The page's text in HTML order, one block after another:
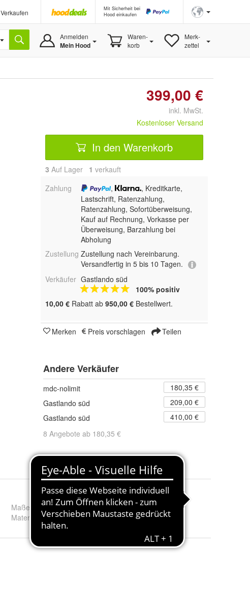
Verkaufen
Mit Sicherheit bei
Hood einkaufen
Anmelden
Mein Hood
Waren-
korb
Merk-
zettel
399,00 €
inkl. MwSt.
Kostenloser Versand
In den Warenkorb
3 Auf Lager 1 verkauft
Zahlung
,
, Kreditkarte,
Lastschrift, Ratenzahlung,
Ratenzahlung, Sofortüberweisung,
Kauf auf Rechnung, Vorkasse per
Überweisung, Barzahlung bei
Abholung
Zustellung Zustellung nach Vereinbarung.
Versandfertig in 5 bis 10 Tagen.
Verkäufer Gastlando süd
100% positiv
10,00 € Rabatt ab 950,00 € Bestellwert.
Merken Preis vorschlagen Teilen
Andere Verkäufer
mdc-nolimit
180,35 €
Gastlando süd
209,00 €
Gastlando süd
410,00 €
8 Angebote ab 180,35 €
Maße: (B x T x H) :
1000 x 400 x 1800 mm
Material
Chrom-Nickel-Stahl AISI 201